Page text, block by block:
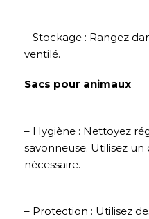
– Stockage : Rangez
ventilé.
Sacs pour animaux
– Hygiène : Nettoyez
savonneuse. Utilisez
nécessaire.
– Protection : Utilisez